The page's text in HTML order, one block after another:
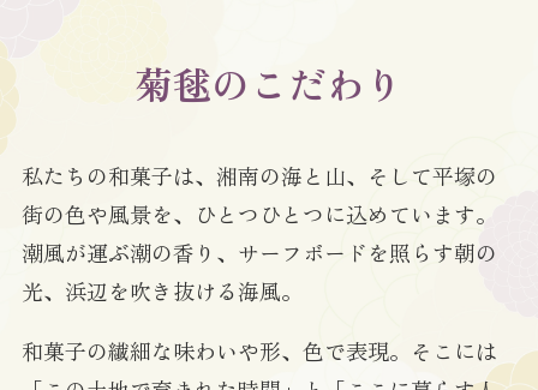
菊毬のこだわり
私たちの和菓子は、湘南の海と山、そして平塚の
街の色や風景を、ひとつひとつに込めています。
潮風が運ぶ潮の香り、サーフボードを照らす朝の
光、浜辺を吹き抜ける海風。
和菓子の繊細な味わいや形、色で表現。そこには